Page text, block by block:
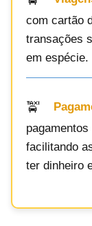
com cartão
transações
em espécie.
facilitando
ter dinheiro